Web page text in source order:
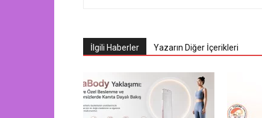
İlgili Haberler Yazarın Diğer İçerikleri